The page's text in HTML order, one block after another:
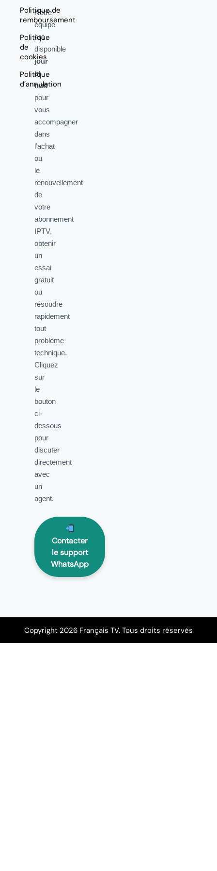
Politique de
remboursement
Politique
de
cookies
Politique
d’annulation
Notre
équipe
est
disponible
jour
et
nuit
pour
vous
accompagner
dans
l’achat
ou
le
renouvellement
de
votre
abonnement
IPTV,
obtenir
un
essai
gratuit
ou
résoudre
rapidement
tout
problème
technique.
Cliquez
sur
le
bouton
ci-
dessous
pour
discuter
directement
avec
un
agent.
Contacter
le support
WhatsApp
Copyright 2026 Français TV. Tous droits réservés